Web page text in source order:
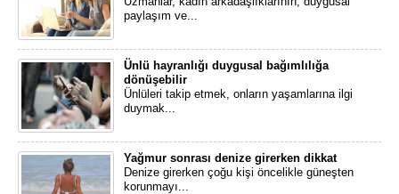
paylaşım ve...
Ünlü hayranlığı duygusal bağımlılığa
dönüşebilir
​Ünlüleri takip etmek, onların yaşamlarına ilgi
duymak...
Yağmur sonrası denize girerken dikkat
Denize girerken çoğu kişi öncelikle güneşten
korunmayı...